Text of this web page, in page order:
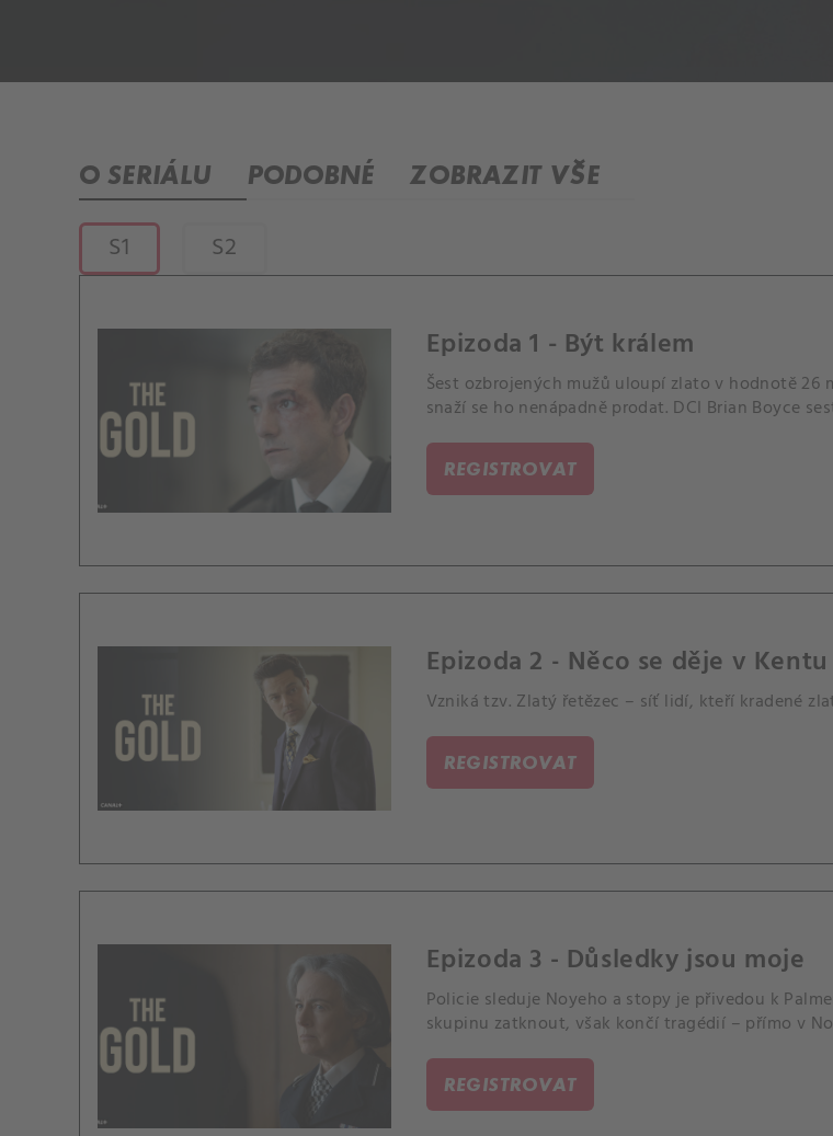
O SERIÁLU PODOBNÉ ZOBRAZIT VŠE
S1 S2
Epizoda 1 - Být králem
Šest ozbrojených mužů uloupí zlato v hodnotě 26
snaží se ho nenápadně prodat. DCI Brian Boyce
REGISTROVAT
Epizoda 2 - Něco se děje v Kentu
Vzniká tzv. Zlatý řetězec – síť lidí, kteří kradené
REGISTROVAT
Epizoda 3 - Důsledky jsou moje
Policie sleduje Noyeho a stopy je přivedou k
skupinu zatknout, však končí tragédií – přímo v
REGISTROVAT